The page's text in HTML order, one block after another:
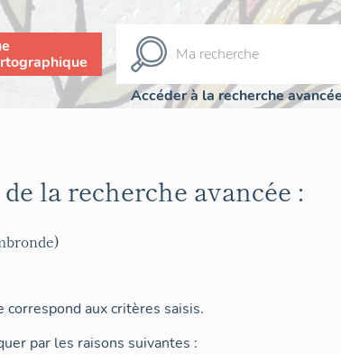
Accéder à la recherche
la recherche avancée :
aux critères saisis.
par les raisons suivantes :